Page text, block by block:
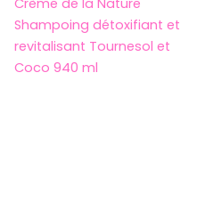
Shampoing détoxifiant et
revitalisant Tournesol et
Coco 940 ml